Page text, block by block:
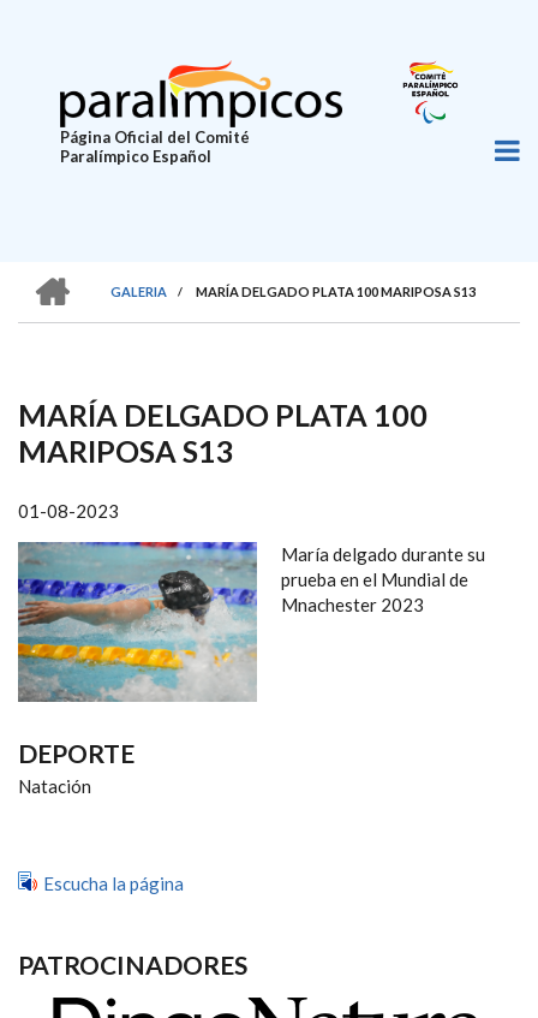
principal
Página Oficial del Comité
Paralímpico Español
SOBRESCRIBIR
DE
AYUDA
A
LA
NAVEGACIÓN
GALERIA
/ MARÍA DELGADO PLATA 100 MARIPOSA S13
MARÍA DELGADO PLATA 100
MARIPOSA S13
01-08-2023
María delgado durante su
prueba en el Mundial de
Mnachester 2023
DEPORTE
Natación
Escucha la página
PATROCINADORES